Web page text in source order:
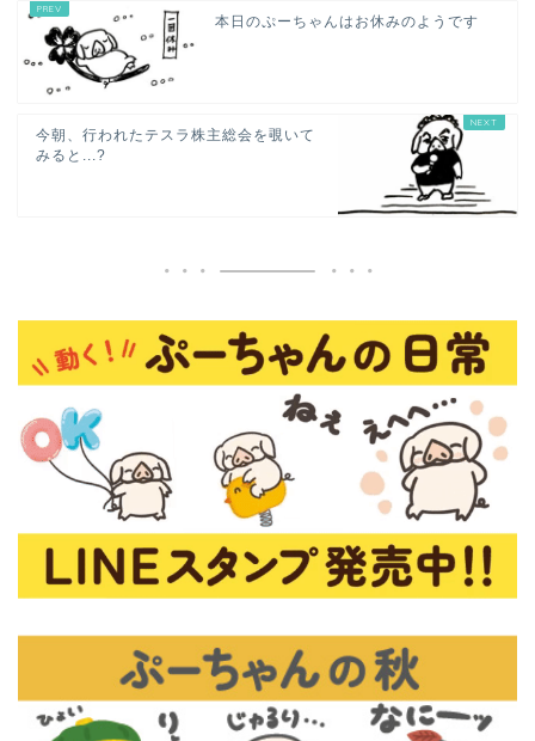
本日のぷーちゃんはお休みのようです
今朝、行われたテスラ株主総会を覗いて
みると...?